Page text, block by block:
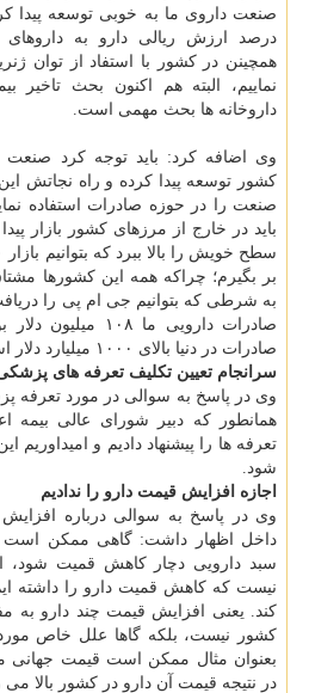
درصد ارزش ریالی دارو به داروهای
همچینن در كشور با استفاد از توان
نماییم، البته هم اكنون بحث تاخیر
داروخانه ها بحث مهمی است.
وی اضافه كرد: باید توجه كرد
كشور توسعه پیدا كرده و راه نجاتش
صنعت را در حوزه صادرات استفاده
باید در خارج از مرزهای كشور بازار
بر بگیرم؛ چراكه همه این كشورها
به شرطی كه بتوانیم جی ام پی را
صادرات دارویی ما
صادرات در دنیا بالای ۱۰۰۰ میلیارد دلار است.
سرانجام تعیین تكلیف تعرفه های پزشكی
همانطور كه دبیر شورای عالی بیمه
تعرفه ها را پیشنهاد دادیم و امیداوریم
شود.
اجازه افزایش قیمت دارو را ندادیم
وی در پاسخ به سوالی درباره
داخل اظهار داشت: گاهی ممكن است
سبد دارویی دچار كاهش قمیت شود،
نیست كه كاهش قمیت دارو را
كند. یعنی افزایش قیمت چند دارو به
كشور نیست، بلكه گاها علل خاص
بعنوان مثال ممكن است قیمت جهانی
در نتیجه قیمت آن دارو در كشور بالا می